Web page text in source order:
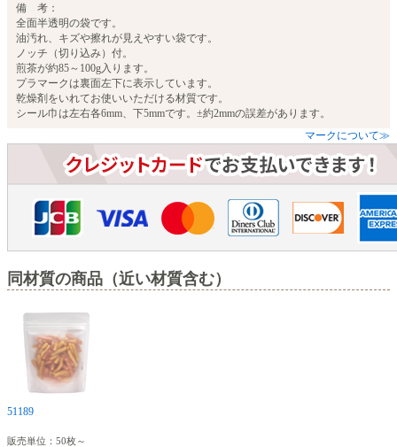
備 考：
全面半透明の袋です。
油汚れ、キズや擦れが見えやすい袋です。
ノッチ（切り込み）付。
煎茶が約85～100g入ります。
プラマークは裏面左下に表示しています。
乾燥剤をいれてお使いいただける材質です。
シール巾は左右各6mm、下5mmです。±約2mmの誤差があります。
マークについて≫
同材質の商品（近い材質含む）
51189
販売単位：50枚～